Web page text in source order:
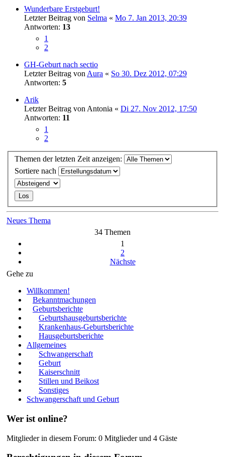
Wunderbare Erstgeburt!
Letzter Beitrag von Selma « Mo 7. Jan 2013, 20:39
Antworten: 13
1
2
GH-Geburt nach sectio
Letzter Beitrag von Aura « So 30. Dez 2012, 07:29
Antworten: 5
Arik
Letzter Beitrag von Antonia « Di 27. Nov 2012, 17:50
Antworten: 11
1
2
Themen der letzten Zeit anzeigen:
Sortiere nach
Neues Thema
34 Themen
1
2
Nächste
Gehe zu
Willkommen!
Bekanntmachungen
Geburtsberichte
Geburtshausgeburtsberichte
Krankenhaus-Geburtsberichte
Hausgeburtsberichte
Allgemeines
Schwangerschaft
Geburt
Kaiserschnitt
Stillen und Beikost
Sonstiges
Schwangerschaft und Geburt
Wer ist online?
Mitglieder in diesem Forum: 0 Mitglieder und 4 Gäste